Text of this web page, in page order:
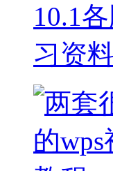
10.1
习资料